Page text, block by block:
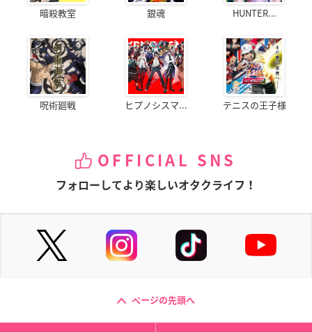
暗殺教室 銀魂 HUNTER...
呪術廻戦 ヒプノシスマ... テニスの王子様
OFFICIAL SNS
フォローしてより楽しいオタクライフ！
ページの先頭へ